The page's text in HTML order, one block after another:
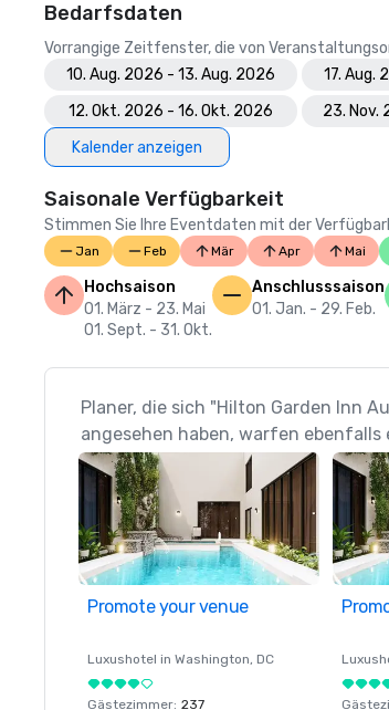
Bedarfsdaten
Vorrangige Zeitfenster, die von
10. Aug. 2026 - 13. Aug. 2026
17. Aug.
12. Okt. 2026 - 16. Okt. 2026
23. Nov.
Kalender anzeigen
Saisonale Verfügbarkeit
Stimmen Sie Ihre Eventdaten mit der
Jan Feb Mär Apr Mai
Hochsaison
01. März - 23. Mai
01. Sept. - 31. Okt.
Anschlusssaison
01. Jan. - 29. Feb.
Planer, die sich "Hilton Garden Inn
angesehen haben, warfen ebenfalls
Promote your venue
Luxushotel in Washington, DC
Gästezimmer: 237